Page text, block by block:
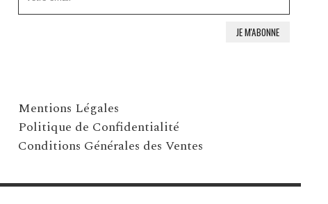
Mentions Légales
Politique de Confidentialité
Conditions Générales des Ventes